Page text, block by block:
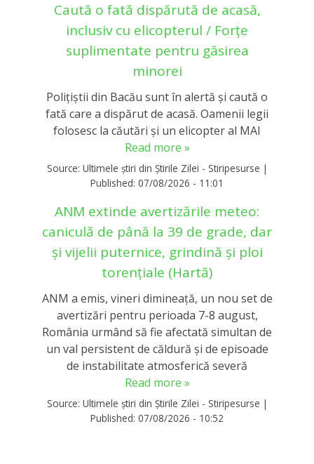
Caută o fată dispărută de acasă,
inclusiv cu elicopterul / Forțe
suplimentate pentru găsirea
minorei
Polițiștii din Bacău sunt în alertă și caută o
fată care a dispărut de acasă. Oamenii legii
folosesc la căutări și un elicopter al MAI
Read more »
Source: Ultimele știri din Știrile Zilei - Stiripesurse |
Published: 07/08/2026 - 11:01
ANM extinde avertizările meteo:
caniculă de până la 39 de grade, dar
și vijelii puternice, grindină și ploi
torențiale (Hartă)
ANM a emis, vineri dimineață, un nou set de
avertizări pentru perioada 7-8 august,
România urmând să fie afectată simultan de
un val persistent de căldură și de episoade
de instabilitate atmosferică severă
Read more »
Source: Ultimele știri din Știrile Zilei - Stiripesurse |
Published: 07/08/2026 - 10:52